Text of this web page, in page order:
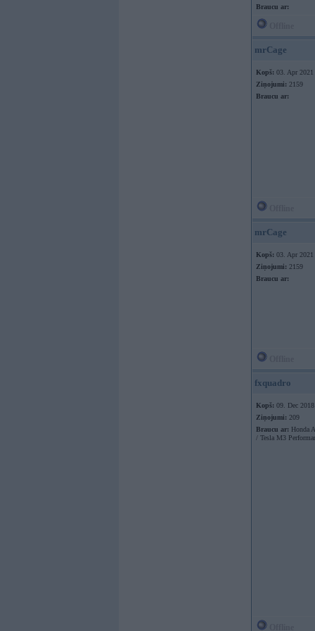
Braucu ar:
mrCage
Kopš: 03. Apr 2021
Ziņojumi: 2159
Braucu ar:
mrCage
Kopš: 03. Apr 2021
Ziņojumi: 2159
Braucu ar:
fxquadro
Kopš: 09. Dec 2018
Ziņojumi: 209
Braucu ar: Honda
/ Tesla M3